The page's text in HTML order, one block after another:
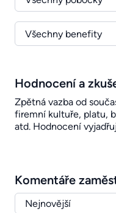
Hodnocení a
Zpětná vazba od
firemní kultuře, platu,
atd. Hodnocení
Komentáře